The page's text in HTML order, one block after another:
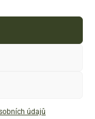
údajů
na kempovanie